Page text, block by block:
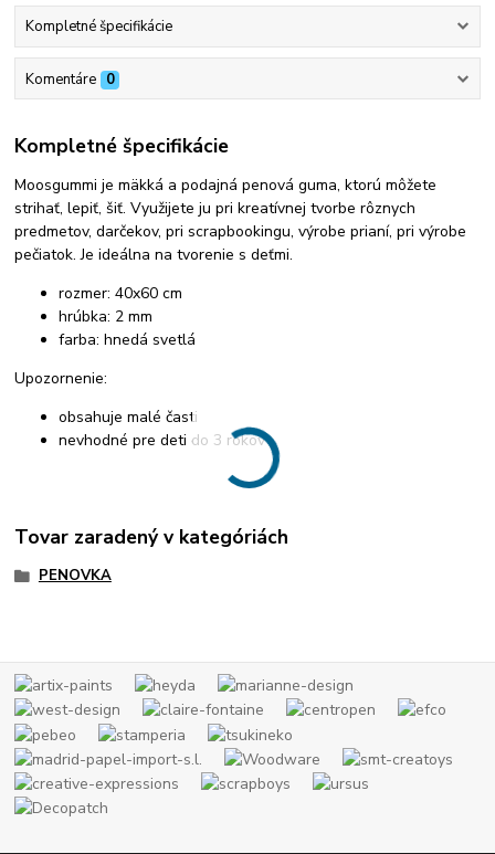
Kompletné špecifikácie
Komentáre 0
Kompletné špecifikácie
Moosgummi je mäkká a podajná penová guma, ktorú môžete
strihať, lepiť, šiť. Využijete ju pri kreatívnej tvorbe rôznych
predmetov, darčekov, pri scrapbookingu, výrobe prianí, pri výrobe
pečiatok. Je ideálna na tvorenie s deťmi.
rozmer: 40x60 cm
hrúbka: 2 mm
farba: hnedá svetlá
Upozornenie:
obsahuje malé časti
nevhodné pre deti do 3 rokov
Tovar zaradený v kategóriách
PENOVKA